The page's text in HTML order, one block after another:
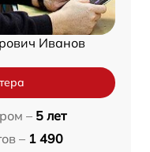
Иванов
– 5 лет
– 1 490